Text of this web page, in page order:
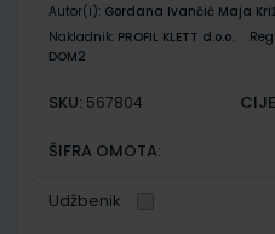
Autor(i): Gordana Ivančić Maja
Nakladnik: PROFIL KLETT d.o.o.
DOM2
SKU: 567804
ŠIFRA OMOTA:
Udžbenik